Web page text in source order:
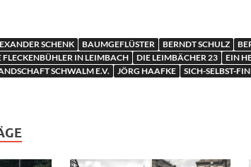
SCHENK BAUMGEFLÜSTER BERNDT SCHULZ
FLECKENBÜHLER IN LEIMBACH DIE LEIMBÄCHER 23
EIN
SCHWALM E.V.
JÖRG HAAFKE SICH-SELBST-